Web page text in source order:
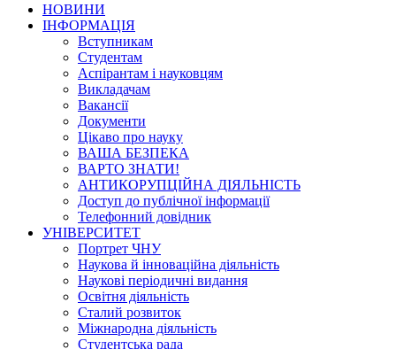
НОВИНИ
ІНФОРМАЦІЯ
Вступникам
Студентам
Аспірантам і науковцям
Викладачам
Вакансії
Документи
Цікаво про науку
ВАША БЕЗПЕКА
ВАРТО ЗНАТИ!
АНТИКОРУПЦІЙНА ДІЯЛЬНІСТЬ
Доступ до публічної інформації
Телефонний довідник
УНІВЕРСИТЕТ
Портрет ЧНУ
Наукова й інноваційна діяльність
Наукові періодичні видання
Освітня діяльність
Сталий розвиток
Міжнародна діяльність
Студентська рада